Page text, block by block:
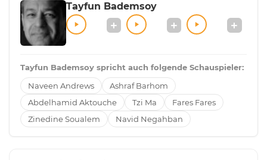
Tayfun Bademsoy
Tayfun Bademsoy spricht auch folgende Schauspieler:
Naveen Andrews
Ashraf Barhom
Abdelhamid Aktouche
Tzi Ma
Fares Fares
Zinedine Soualem
Navid Negahban